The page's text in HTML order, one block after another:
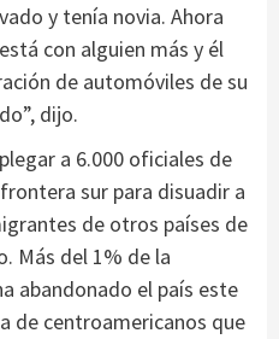
y tenía novia. Ahora
con alguien más y él
de automóviles de su
dijo.
a 6.000 oficiales de
sur para disuadir a
de otros países de
Más del 1% de la
abandonado el país este
de centroamericanos que